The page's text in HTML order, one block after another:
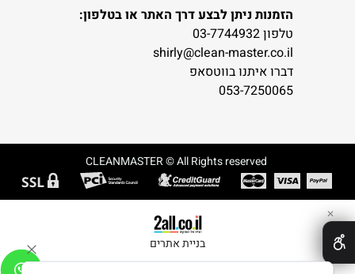
הזמנות ניתן לבצע דרך האתר או בטלפון:
טלפון 03-7744932
shirly@clean-master.co.il
דברו איתנו בווטסאפ
053-7250065
בניית אתרים
✕